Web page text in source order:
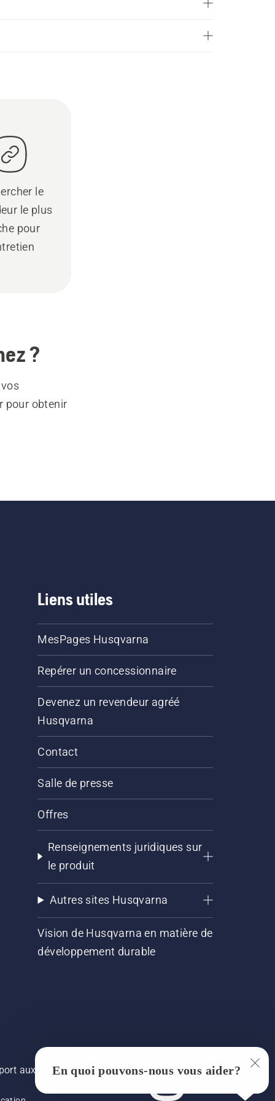
le
le plus
pour
?
pour obtenir
Liens utiles
MesPages Husqvarna
Repérer un concessionnaire
Devenez un revendeur agréé
Husqvarna
Contact
Salle de presse
Offres
Renseignements juridiques sur
le produit
Autres sites Husqvarna
Vision de Husqvarna en matière de
développement durable
aux images, mais la
En quoi pouvons-nous vous aider?